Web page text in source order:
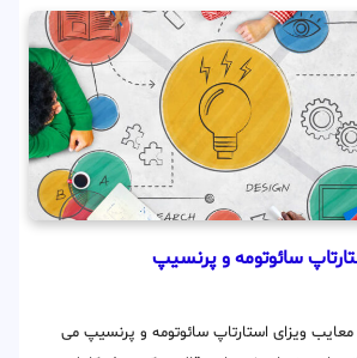
سائوتومه و پرنسیپ
ویزای استارتاپ سائوتومه و پرنسیپ می